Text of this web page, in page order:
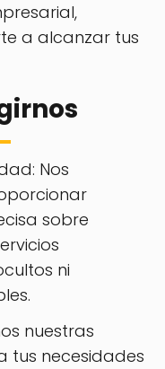
a alcanzar tus
Nos
sobre
ni
nuestras
tus necesidades